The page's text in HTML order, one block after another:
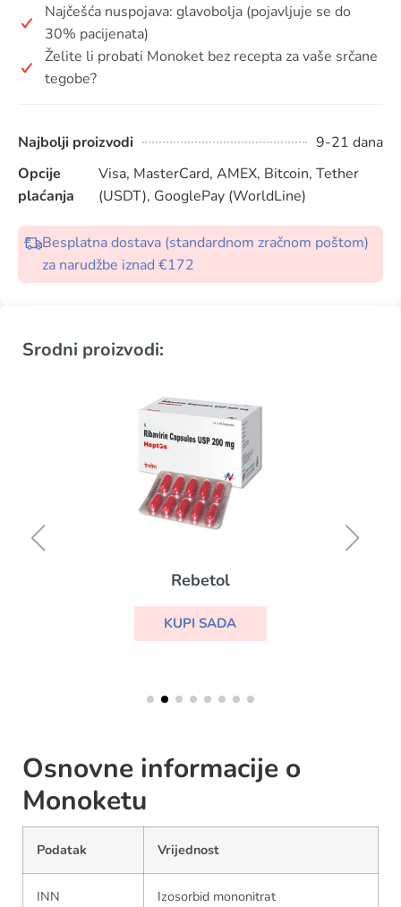
Najčešća nuspojava: glavobolja (pojavljuje se do
30% pacijenata)
Želite li probati Monoket bez recepta za vaše srčane
tegobe?
Najbolji proizvodi
9-21 dana
Opcije
plaćanja
Visa, MasterCard, AMEX, Bitcoin, Tether
(USDT), GooglePay (WorldLine)
Besplatna dostava (standardnom zračnom poštom)
za narudžbe iznad €172
Srodni proizvodi:
Rebetol
KUPI SADA
Osnovne informacije o
Monoketu
Podatak Vrijednost
INN Izosorbid mononitrat